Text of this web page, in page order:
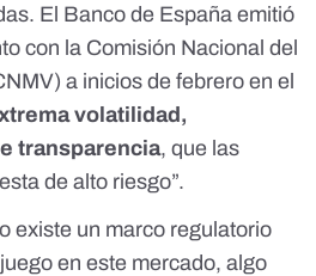
El Banco de España emitió
con la Comisión Nacional del
a inicios de febrero en el
volatilidad,
transparencia, que las
de alto riesgo”.
existe un marco regulatorio
en este mercado, algo